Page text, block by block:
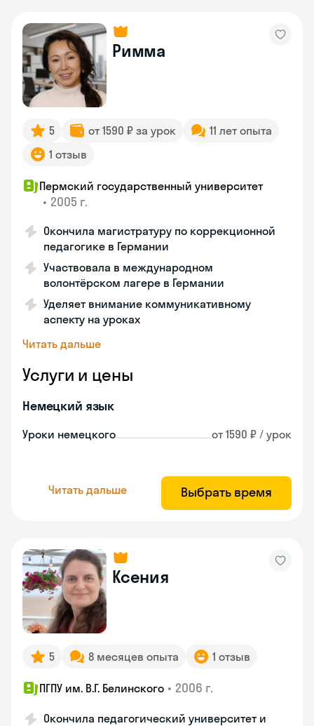
Римма
5 от 1590 ₽ за урок
11 лет опыта
1 отзыв
Пермский государственный университет
• 2005 г.
Окончила магистратуру по коррекционной
педагогике в Германии
Участвовала в международном
волонтёрском лагере в Германии
Уделяет внимание коммуникативному
аспекту на уроках
Читать дальше
Услуги и цены
Немецкий язык
Уроки немецкого от 1590 ₽ / урок
Читать дальше Выбрать время
Ксения
5 8 месяцев опыта 1 отзыв
ПГПУ им. В.Г. Белинского • 2006 г.
Окончила педагогический университет и